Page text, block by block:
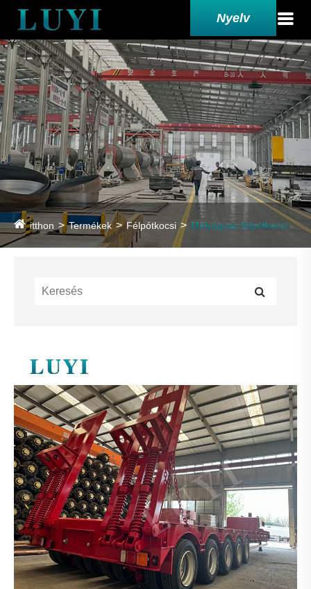
Nyelv
itthon Termékek Félpótkocsi Mélyágyas félpótkocsi